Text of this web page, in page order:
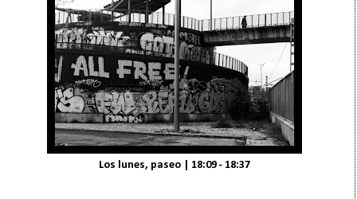
Los lunes, paseo | 18:09 - 18:37